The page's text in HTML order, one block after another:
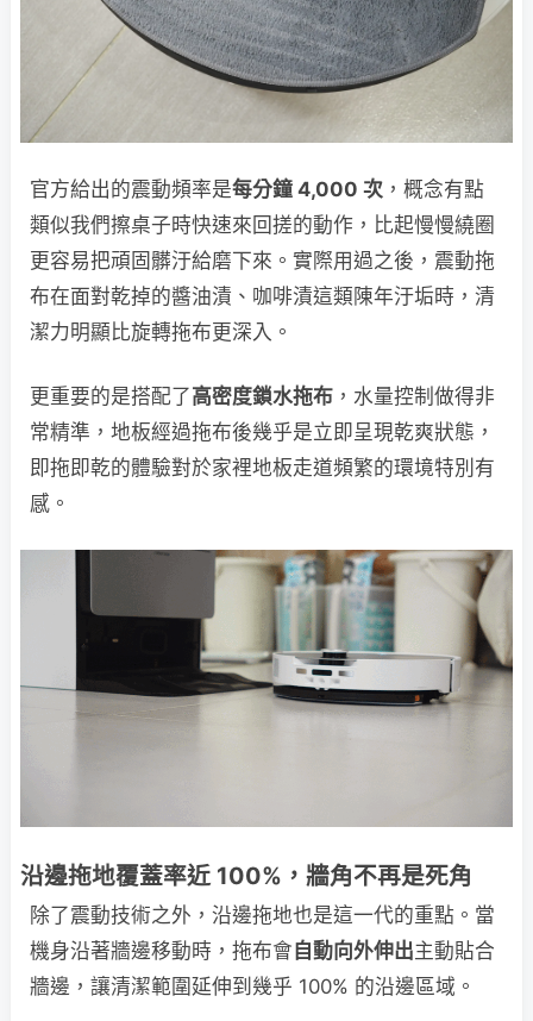
官方給出的震動頻率是每分鐘 4,000 次 ，概念有點
類似我們擦桌子時快速來回搓的動作，比起慢慢繞圈
更容易把頑固髒汙給磨下來。實際用過之後，震動拖
布在面對乾掉的醬油漬、咖啡漬這類陳年汙垢時，清
潔力明顯比旋轉拖布更深入。
更重要的是搭配了高密度鎖水拖布 ，水量控制做得非
常精準，地板經過拖布後幾乎是立即呈現乾爽狀態，
即拖即乾的體驗對於家裡地板走道頻繁的環境特別有
感。
沿邊拖地覆蓋率近 100%，牆角不再是死角
除了震動技術之外，沿邊拖地也是這一代的重點。當
機身沿著牆邊移動時，拖布會自動向外伸出主動貼合
牆邊，讓清潔範圍延伸到幾乎 100% 的沿邊區域。